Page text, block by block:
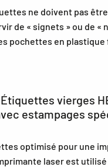
ne doivent pas
de « signets » ou de «
pochettes en
vierges
estampages
optimisé pour une
laser est utilisé